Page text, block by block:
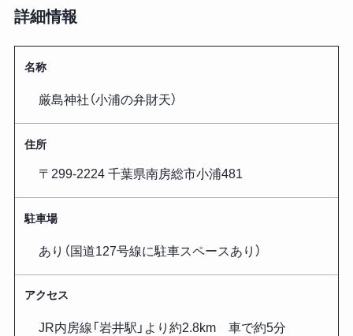
詳細情報
名称
厳島神社（小浦の弁財天）
住所
〒299-2224 千葉県南房総市小浦481
駐車場
あり（国道127号線に駐車スペースあり）
アクセス
JR内房線「岩井駅」より約2.8km 車で約5分